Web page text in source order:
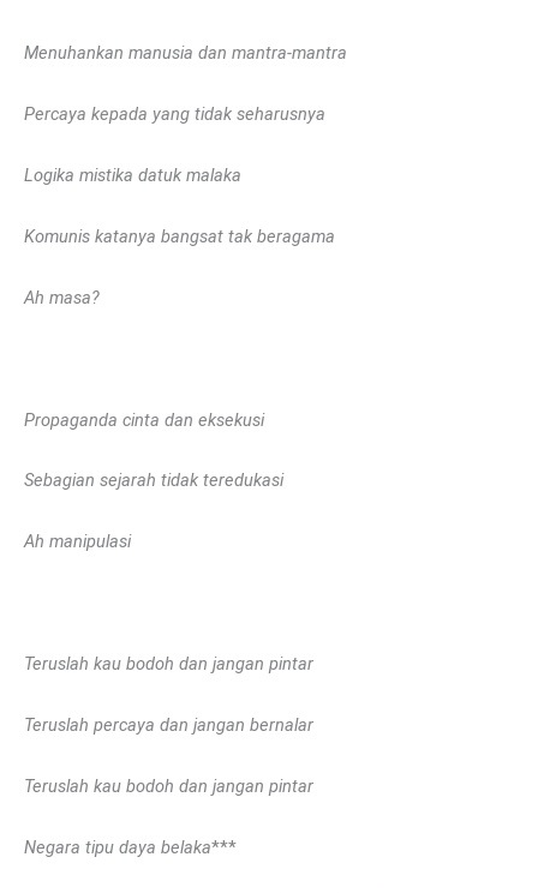
Menuhankan manusia dan mantra-mantra
Percaya kepada yang tidak seharusnya
Logika mistika datuk malaka
Komunis katanya bangsat tak beragama
Ah masa?
Propaganda cinta dan eksekusi
Sebagian sejarah tidak teredukasi
Ah manipulasi
Teruslah kau bodoh dan jangan pintar
Teruslah percaya dan jangan bernalar
Teruslah kau bodoh dan jangan pintar
Negara tipu daya belaka***